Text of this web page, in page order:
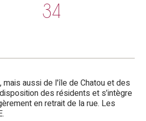
34
aussi de l'île de Chatou et des
des résidents et s’intègre
en retrait de la rue. Les